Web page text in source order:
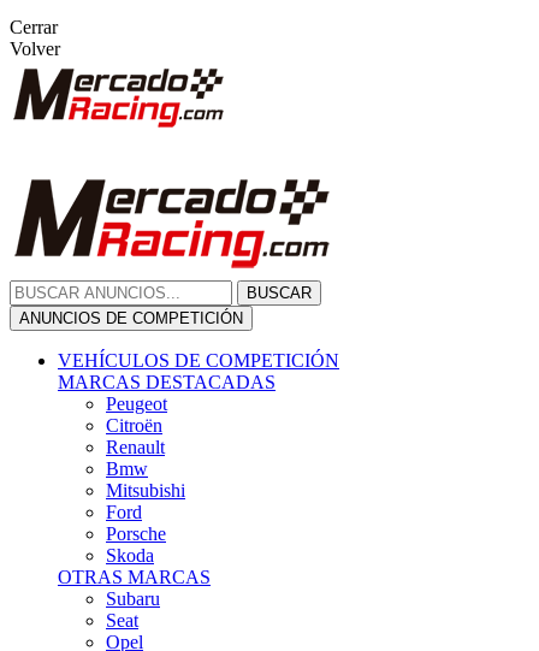
Cerrar
Volver
BUSCAR
ANUNCIOS DE COMPETICIÓN
VEHÍCULOS DE COMPETICIÓN
MARCAS DESTACADAS
Peugeot
Citroën
Renault
Bmw
Mitsubishi
Ford
Porsche
Skoda
OTRAS MARCAS
Subaru
Seat
Opel
Volkswagen